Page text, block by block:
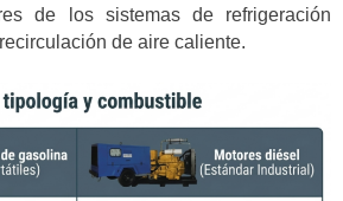
de los sistemas de refrigeración
de aire caliente.